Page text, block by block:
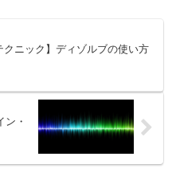
クニック】ディゾルブの使い方
ン・